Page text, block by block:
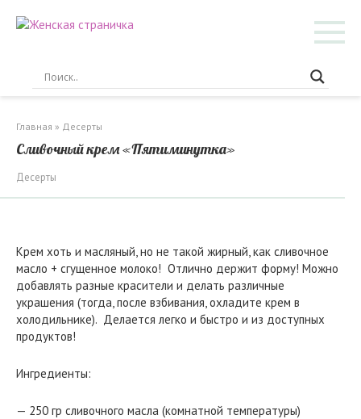
Главная » Десерты
Сливочный крем «Пятиминутка»
Десерты
Крем хоть и масляный, но не такой жирный, как сливочное
масло + сгущенное молоко! Отлично держит форму! Можно
добавлять разные красители и делать различные
украшения (тогда, после взбивания, охладите крем в
холодильнике). Делается легко и быстро и из доступных
продуктов!
Ингредиенты:
— 250 гр сливочного масла (комнатной температуры)